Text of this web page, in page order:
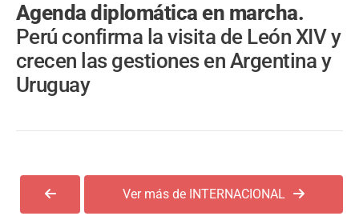
Agenda diplomática en marcha.
Perú confirma la visita de León XIV y
crecen las gestiones en Argentina y
Uruguay
Ver más de INTERNACIONAL